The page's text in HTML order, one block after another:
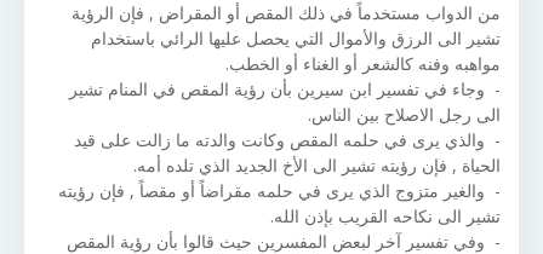
من الدواب مستخدماً في ذلك المقص أو المقراض , فإن الرؤية
تشير الى الرزق والأموال التي يحصل عليها الرائي باستخدام
مواهبه وفنه كالشعر أو الغناء أو الخطب.
- وجاء في تفسير ابن سيرين بأن رؤية المقص في المنام تشير
الى رجل الاصلاح بين الناس.
- والذي يرى في حلمه المقص وكانت والدته ما زالت على قيد
الحياة , فإن رؤيته تشير الى الأخ الجديد الذي تلده أمه.
- والغير متزوج الذي يرى في حلمه مقراضاً أو مقصاً , فإن رؤيته
تشير الى نكاحه القريب بإذن الله.
- وفي تفسير آخر لبعض المفسرين حيث قالوا بأن رؤية المقص